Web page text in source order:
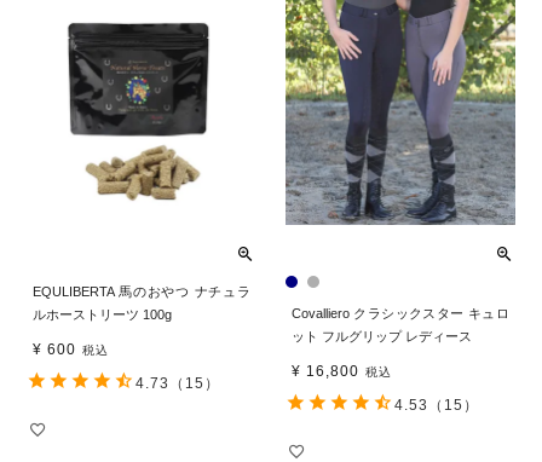
EQULIBERTA 馬のおやつ ナチュラ
ルホーストリーツ 100g
¥ 600 税込
4.73 （15）
Covalliero クラシックスター キュロ
ット フルグリップ レディース
¥ 16,800 税込
4.53 （15）